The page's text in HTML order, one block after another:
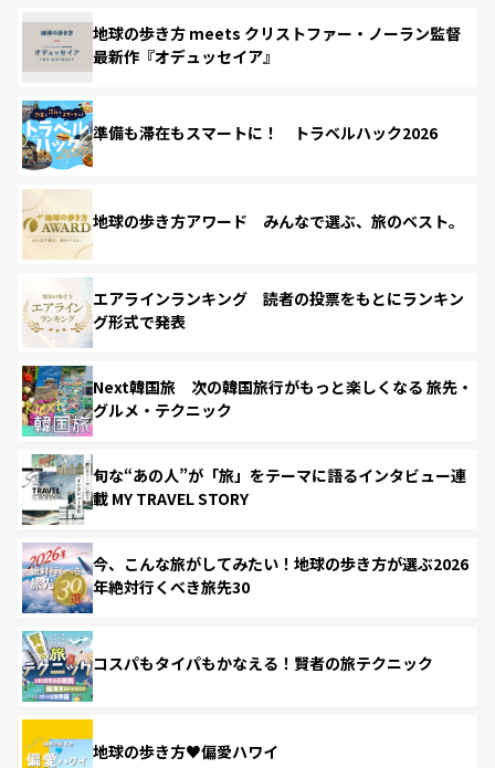
地球の歩き方 meets クリストファー・ノーラン監督
最新作『オデュッセイア』
準備も滞在もスマートに！ トラベルハック2026
地球の歩き方アワード みんなで選ぶ、旅のベスト。
エアラインランキング 読者の投票をもとにランキン
グ形式で発表
Next韓国旅 次の韓国旅行がもっと楽しくなる 旅先・
グルメ・テクニック
旬な“あの人”が「旅」をテーマに語るインタビュー連
載 MY TRAVEL STORY
今、こんな旅がしてみたい！地球の歩き方が選ぶ2026
年絶対行くべき旅先30
コスパもタイパもかなえる！賢者の旅テクニック
地球の歩き方♥偏愛ハワイ